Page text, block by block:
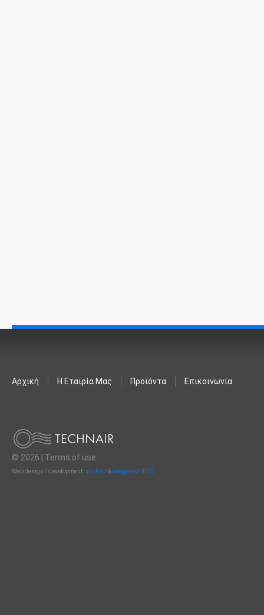
Αρχική Η Εταιρία Μας Προϊόντα Επικοινωνία
© 2026 | Terms of use
Web design / development: studio b& Integrated ITDC